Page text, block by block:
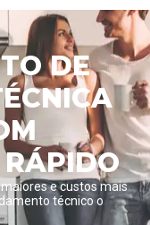
DE
e custos mais
técnico o